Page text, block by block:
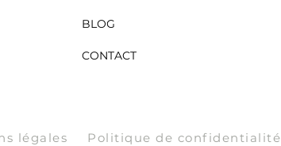
BLOG
CONTACT
légales Politique de confidentialité